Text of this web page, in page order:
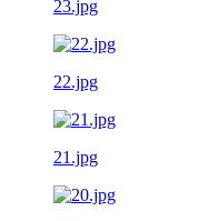
23.jpg
22.jpg
21.jpg